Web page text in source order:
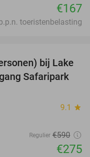
€167
toeristenbelasting
53%
bij Lake
Safaripark
9.1 star
Regulier €590
€275